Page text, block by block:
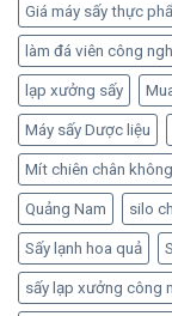
Giá máy sấy thực
làm đá viên công
lạp xưởng sấy
Máy sấy Dược liệu
Mít chiên chân không
Quảng Nam silo
Sấy lạnh hoa quả
sấy lạp xưởng công